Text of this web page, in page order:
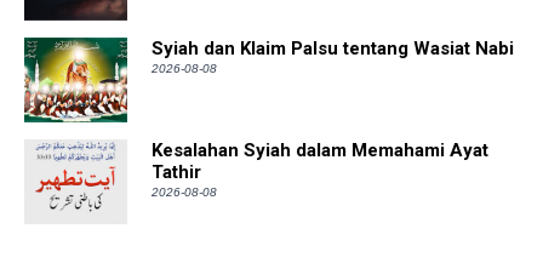
Syiah dan Klaim Palsu tentang Wasiat Nabi
2026-08-08
Kesalahan Syiah dalam Memahami Ayat
Tathir
2026-08-08